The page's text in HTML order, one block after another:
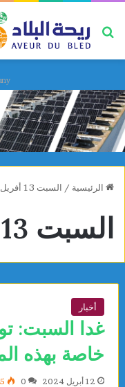
بحث عن
الرئيسية / السبت 13 أفريل 2024
السبت 13 أفريل 2024
أخبار
غدا السبت:
خاصة بهذه
12 أبريل 2024 0